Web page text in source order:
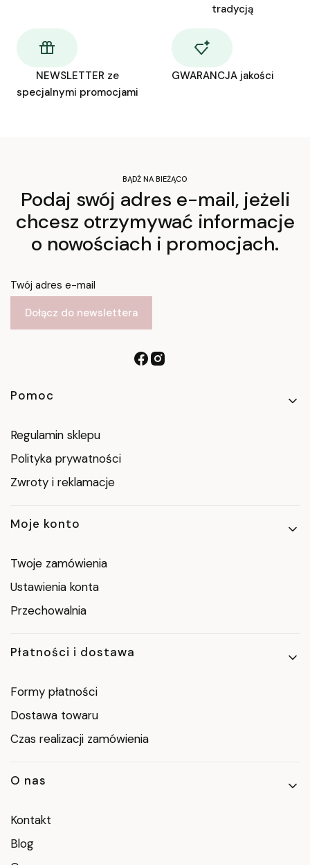
tradycją
NEWSLETTER ze
specjalnymi promocjami
GWARANCJA jakości
BĄDŹ NA BIEŻĄCO
Podaj swój adres e-mail, jeżeli
chcesz otrzymywać informacje
o nowościach i promocjach.
Twój adres e-mail
Dołącz do newslettera
Linki w stopce
Pomoc
Regulamin sklepu
Polityka prywatności
Zwroty i reklamacje
Moje konto
Twoje zamówienia
Ustawienia konta
Przechowalnia
Płatności i dostawa
Formy płatności
Dostawa towaru
Czas realizacji zamówienia
O nas
Kontakt
Blog